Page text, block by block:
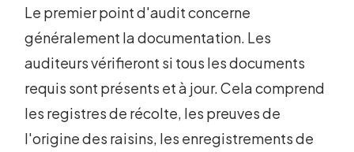
Le premier point d'audit concerne
généralement la documentation. Les
auditeurs vérifieront si tous les documents
requis sont présents et à jour. Cela comprend
les registres de récolte, les preuves de
l'origine des raisins, les enregistrements de